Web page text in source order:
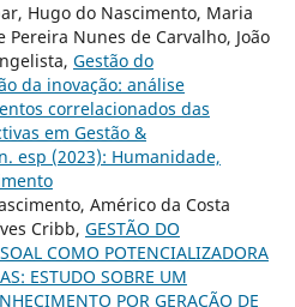
Hugo do Nascimento, Maria
Pereira Nunes de Carvalho, João
Gestão do
da inovação: análise
correlacionados das
em Gestão &
esp (2023): Humanidade,
Américo da Costa
Cribb, GESTÃO DO
COMO POTENCIALIZADORA
ESTUDO SOBRE UM
POR GERAÇÃO DE